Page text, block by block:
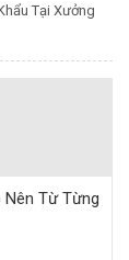
Tại Xưởng
Nên Từ Từng